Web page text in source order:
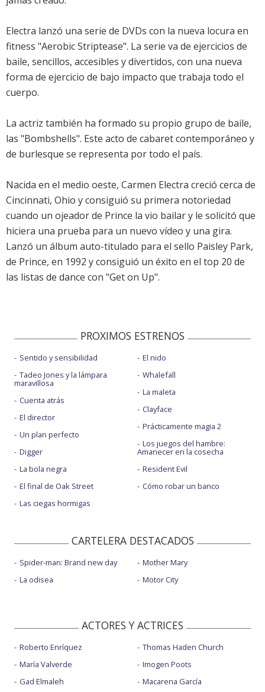
Electra lanzó una serie de DVDs con la nueva locura en
fitness "Aerobic Striptease". La serie va de ejercicios de
baile, sencillos, accesibles y divertidos, con una nueva
forma de ejercicio de bajo impacto que trabaja todo el
cuerpo.
La actriz también ha formado su propio grupo de baile,
las "Bombshells". Este acto de cabaret contemporáneo y
de burlesque se representa por todo el país.
Nacida en el medio oeste, Carmen Electra creció cerca de
Cincinnati, Ohio y consiguió su primera notoriedad
cuando un ojeador de Prince la vio bailar y le solicitó que
hiciera una prueba para un nuevo vídeo y una gira.
Lanzó un álbum auto-titulado para el sello Paisley Park,
de Prince, en 1992 y consiguió un éxito en el top 20 de
las listas de dance con "Get on Up".
PROXIMOS ESTRENOS
Sentido y sensibilidad
Tadeo Jones y la lámpara
maravillosa
Cuenta atrás
El director
Un plan perfecto
Digger
La bola negra
El final de Oak Street
Las ciegas hormigas
El nido
Whalefall
La maleta
Clayface
Prácticamente magia 2
Los juegos del hambre:
Amanecer en la cosecha
Resident Evil
Cómo robar un banco
CARTELERA DESTACADOS
Spider-man: Brand new day
La odisea
Mother Mary
Motor City
ACTORES Y ACTRICES
Roberto Enríquez
María Valverde
Gad Elmaleh
Thomas Haden Church
Imogen Poots
Macarena García